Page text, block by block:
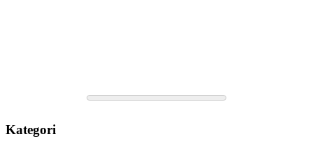
Kategori